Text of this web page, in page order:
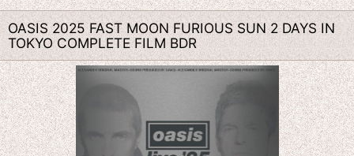
OASIS 2025 FAST MOON FURIOUS SUN 2 DAYS IN
TOKYO COMPLETE FILM BDR